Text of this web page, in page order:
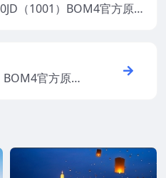
（1001）BOM4官方原厂
官方原厂